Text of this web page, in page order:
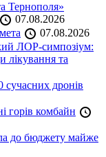
Тернополя»
07.08.2026
07.08.2026
ЛОР-симпозіум:
лікування та
сучасних дронів
горів комбайн
до бюджету майже